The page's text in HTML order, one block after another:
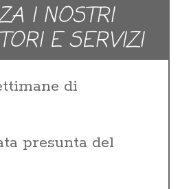
I NOSTRI
E SERVIZI
di
presunta del